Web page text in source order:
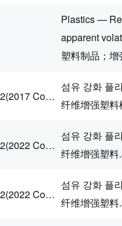
Plastics —
apparent
塑料制品；
KS M ISO 10352(2017 Confirm)
섬유 강화 플
纤维增强塑
KS M ISO 10352(2022 Confirm)
섬유 강화 플
纤维增强塑
KS M ISO 10352(2022 Confirm)
섬유 강화 플
纤维增强塑